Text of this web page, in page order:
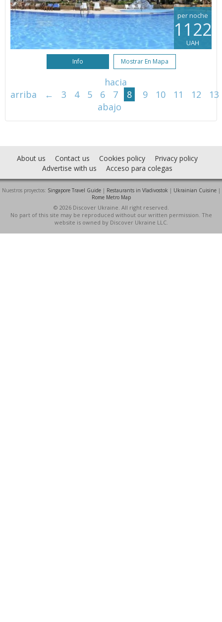
per noche
1122
UAH
Info Mostrar En Mapa
hacia
arriba
← 3 4 5 6 7 8 9 10 11 12
13
abajo
About us Contact us Cookies policy
Privacy policy
Advertise with us
Acceso para colegas
Nuestros proyectos: Singapore Travel Guide| Restaurants in Vladivostok | Ukrainian Cuisine|
Rome Metro Map
© 2026 Discover Ukraine. All right reserved.
No part of this site may be reproduced without our written permission. The
website is owned by Discover Ukraine LLC.